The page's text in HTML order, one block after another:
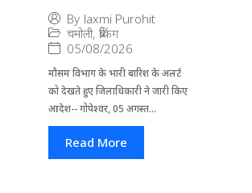
By laxmi Purohit
चमोली, ब्रेकिंग
05/08/2026
मौसम विभाग के भारी बारिश के अलर्ट
को देखते हुए जिला​धिकारी ने जारी किए
आदेश-- गोपेश्वर, 05 अगस्त...
Read More